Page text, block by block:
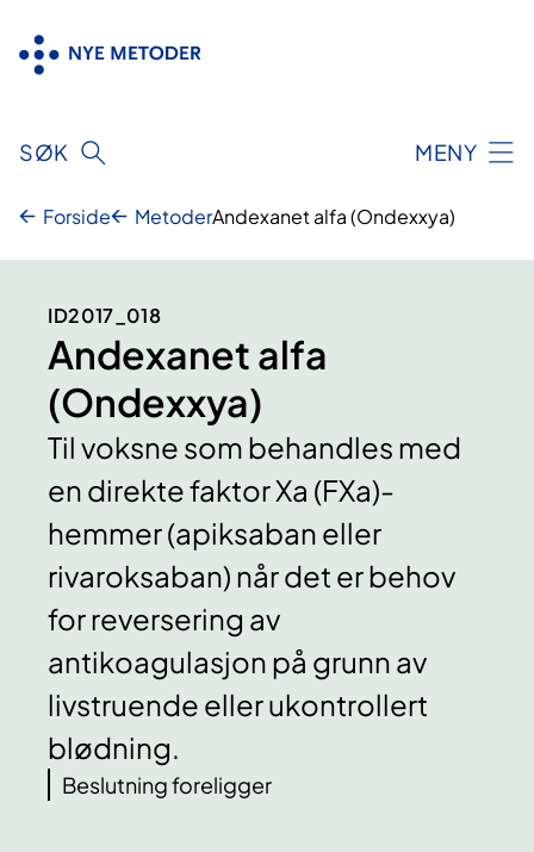
innhold
SØK MENY
Forside MetoderAndexanet alfa (Ondexxya)
ID2017_018
Andexanet alfa
(Ondexxya)
Til voksne som behandles med
en direkte faktor Xa (FXa)-
hemmer (apiksaban eller
rivaroksaban) når det er behov
for reversering av
antikoagulasjon på grunn av
livstruende eller ukontrollert
blødning.
Beslutning foreligger